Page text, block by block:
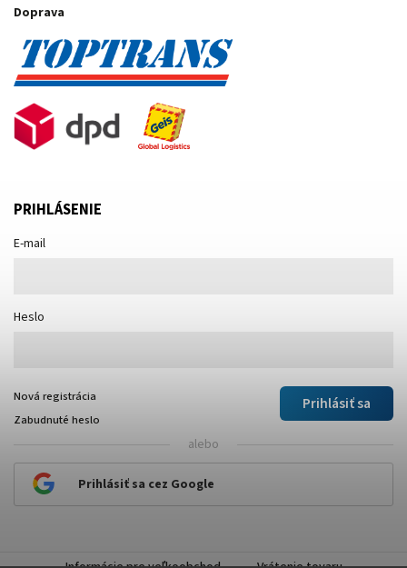
Doprava
PRIHLÁSENIE
E-mail
Heslo
Prihlásiť sa
Nová registrácia
Zabudnuté heslo
alebo
Prihlásiť sa cez Google